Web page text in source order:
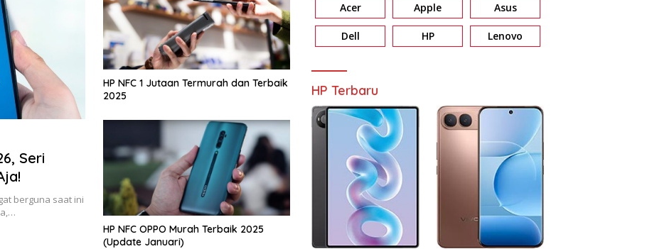
Seri
berguna saat ini
HP NFC 1 Jutaan Termurah dan Terbaik
2025
HP NFC OPPO Murah Terbaik 2025
(Update Januari)
Acer Apple Asus
Dell HP Lenovo
HP Terbaru